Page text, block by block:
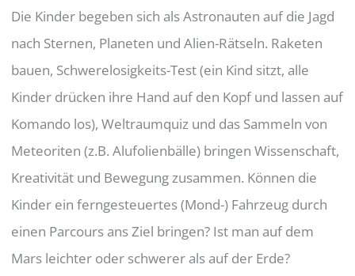
Die Kinder begeben sich als Astronauten auf die Jagd
nach Sternen, Planeten und Alien-Rätseln. Raketen
bauen, Schwerelosigkeits-Test (ein Kind sitzt, alle
Kinder drücken ihre Hand auf den Kopf und lassen auf
Komando los), Weltraumquiz und das Sammeln von
Meteoriten (z.B. Alufolienbälle) bringen Wissenschaft,
Kreativität und Bewegung zusammen. Können die
Kinder ein ferngesteuertes (Mond-) Fahrzeug durch
einen Parcours ans Ziel bringen? Ist man auf dem
Mars leichter oder schwerer als auf der Erde?